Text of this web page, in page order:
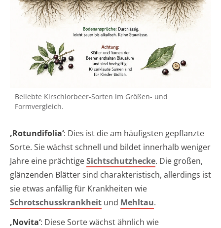
Beliebte Kirschlorbeer-Sorten im Größen- und
Formvergleich.
‚Rotundifolia‘: Dies ist die am häufigsten gepflanzte
Sorte. Sie wächst schnell und bildet innerhalb weniger
Jahre eine prächtigeSichtschutzhecke. Die großen,
glänzenden Blätter sind charakteristisch, allerdings ist
sie etwas anfällig für Krankheiten wie
Schrotschusskrankheit und Mehltau.
‚Novita‘: Diese Sorte wächst ähnlich wie